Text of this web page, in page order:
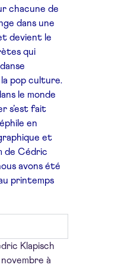
chacune de
dans une
devient le
qui
danse
pop culture.
le monde
s’est fait
en
et
de Cédric
avons été
printemps
Klapisch
novembre à